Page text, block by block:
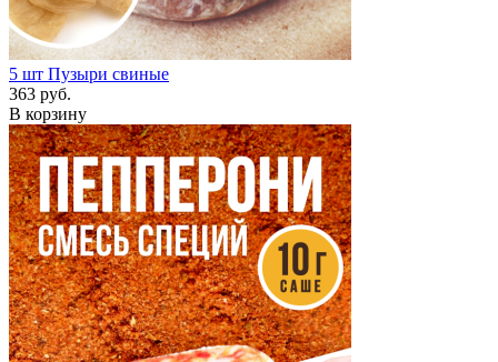
5 шт Пузыри свиные
363 руб.
В корзину